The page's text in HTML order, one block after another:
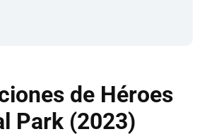
de Héroes
Park (2023)